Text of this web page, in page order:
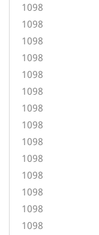
1098
1098
1098
1098
1098
1098
1098
1098
1098
1098
1098
1098
1098
1098